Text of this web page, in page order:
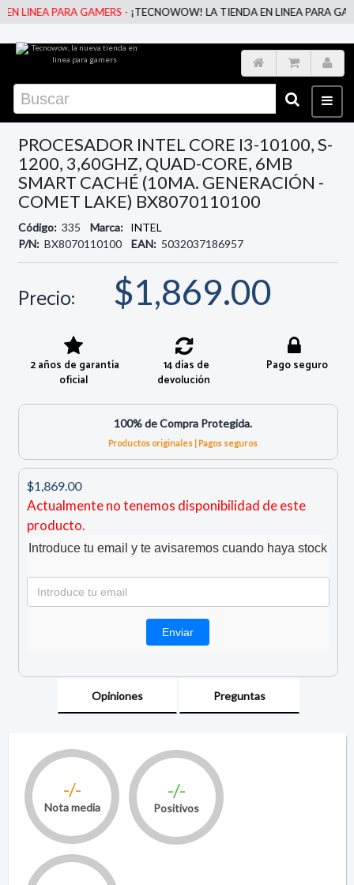
LINEA PARA GAMERS -¡TECNOWOW! LA TIENDA EN LINEA PARA
PROCESADOR INTEL CORE I3-10100, S-
1200, 3,60GHZ, QUAD-CORE, 6MB
SMART CACHÉ (10MA. GENERACIÓN -
COMET LAKE) BX8070110100
Código: 335 Marca: INTEL
P/N: BX8070110100 EAN: 5032037186957
Precio: $1,869.00
2 años de garantía
oficial
14 días de
devolución
Pago seguro
100% de Compra Protegida.
Productos originales | Pagos seguros
$1,869.00
Actualmente no tenemos disponibilidad de este
producto.
Introduce tu email y te avisaremos cuando haya stock
Opiniones Preguntas
-/-
Nota media
-/-
Positivos